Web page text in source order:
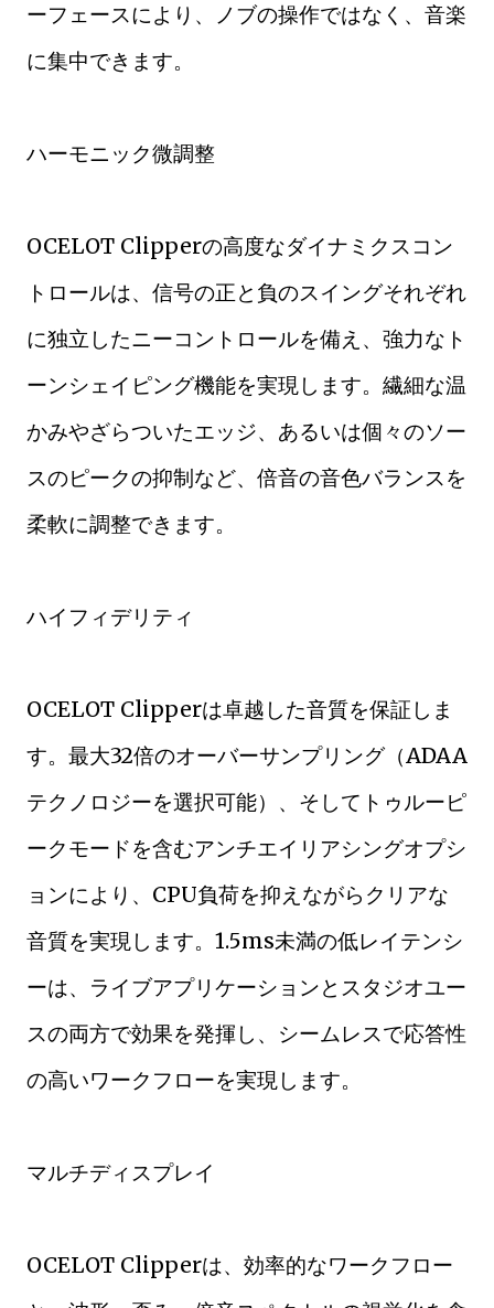
ーフェースにより、ノブの操作ではなく、音楽
に集中できます。
ハーモニック微調整
OCELOT Clipperの高度なダイナミクスコン
トロールは、信号の正と負のスイングそれぞれ
に独立したニーコントロールを備え、強力なト
ーンシェイピング機能を実現します。繊細な温
かみやざらついたエッジ、あるいは個々のソー
スのピークの抑制など、倍音の音色バランスを
柔軟に調整できます。
ハイフィデリティ
OCELOT Clipperは卓越した音質を保証しま
す。最大32倍のオーバーサンプリング（ADAA
テクノロジーを選択可能）、そしてトゥルーピ
ークモードを含むアンチエイリアシングオプシ
ョンにより、CPU負荷を抑えながらクリアな
音質を実現します。1.5ms未満の低レイテンシ
ーは、ライブアプリケーションとスタジオユー
スの両方で効果を発揮し、シームレスで応答性
の高いワークフローを実現します。
マルチディスプレイ
OCELOT Clipperは、効率的なワークフロー